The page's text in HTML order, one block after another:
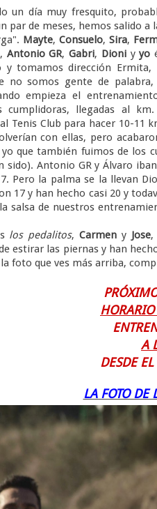
día muy fresquito,
par de meses, hemos salido a
Mayte, Consuelo, Sira,
, Antonio GR, Gabri, Dioni yyo
y tomamos dirección Ermita,
no somos gente de palabra,
empieza el
cumplidoras, llegadas al
Tenis Club para hacer 10-11
con ellas, pero
que también fuimos de los
sido). Antonio GR y Álvaro
Pero la palma se la llevan
17 y han hecho casi 20 y
salsa de nuestros
los pedalitos, Carmen y Jose,
estirar las piernas y han
foto que ves más arriba,
A
DESDE
LA FOTO DE